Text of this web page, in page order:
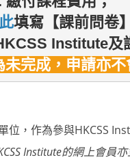
填寫 【課前問卷】
Institute及
完成，申請亦不
位，作為參與HKCSS
Institute的網上會員